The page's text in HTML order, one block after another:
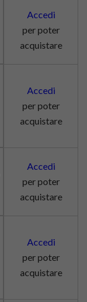
Accedi
per poter
acquistare
Accedi
per poter
acquistare
Accedi
per poter
acquistare
Accedi
per poter
acquistare